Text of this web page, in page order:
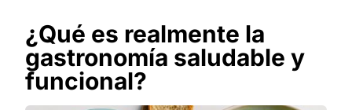
¿Qué es realmente la
gastronomía saludable y
funcional?